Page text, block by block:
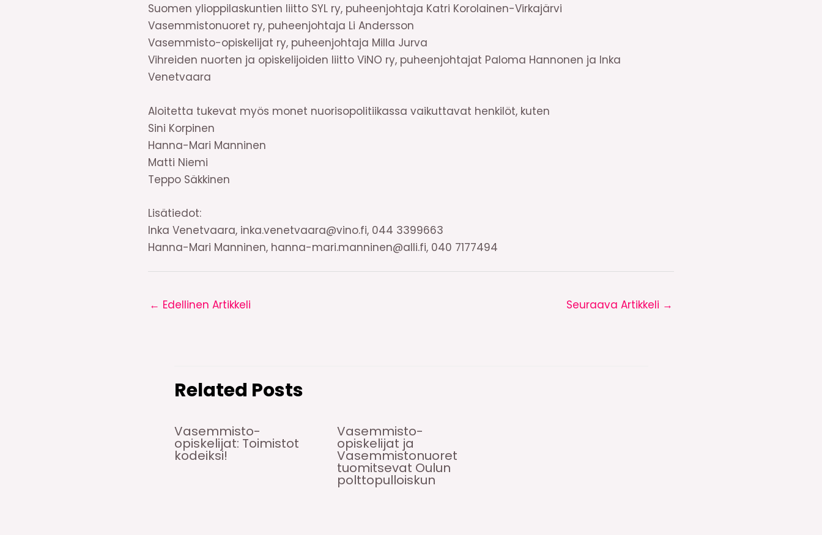
Suomen ylioppilaskuntien liitto SYL ry, puheenjohtaja Katri Korolainen-Virkajärvi
Vasemmistonuoret ry, puheenjohtaja Li Andersson
Vasemmisto-opiskelijat ry, puheenjohtaja Milla Jurva
Vihreiden nuorten ja opiskelijoiden liitto ViNO ry, puheenjohtajat Paloma Hannonen ja Inka
Venetvaara
Aloitetta tukevat myös monet nuorisopolitiikassa vaikuttavat henkilöt, kuten
Sini Korpinen
Hanna-Mari Manninen
Matti Niemi
Teppo Säkkinen
Lisätiedot:
Inka Venetvaara, inka.venetvaara@vino.fi, 044 3399663
Hanna-Mari Manninen, hanna-mari.manninen@alli.fi, 040 7177494
← Edellinen Artikkeli Seuraava Artikkeli →
Related Posts
Vasemmisto-
opiskelijat: Toimistot
kodeiksi!
Vasemmisto-
opiskelijat ja
Vasemmistonuoret
tuomitsevat Oulun
polttopulloiskun